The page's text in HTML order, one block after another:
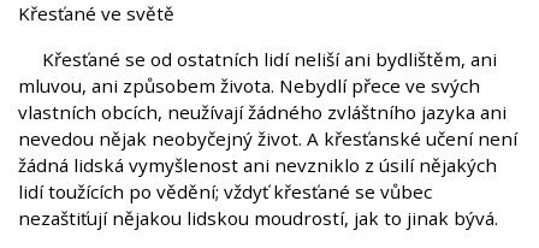
Křesťané ve světě
Křesťané se od ostatních lidí neliší ani bydlištěm, ani
mluvou, ani způsobem života. Nebydlí přece ve svých
vlastních obcích, neužívají žádného zvláštního jazyka ani
nevedou nějak neobyčejný život. A křesťanské učení není
žádná lidská vymyšlenost ani nevzniklo z úsilí nějakých
lidí toužících po vědění; vždyť křesťané se vůbec
nezaštiťují nějakou lidskou moudrostí, jak to jinak bývá.